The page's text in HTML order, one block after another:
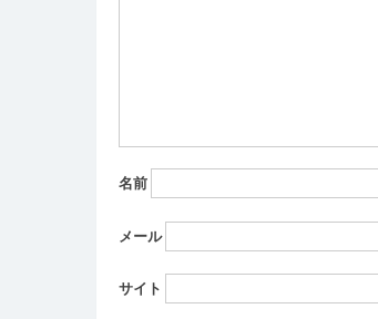
名前
メール
サイト